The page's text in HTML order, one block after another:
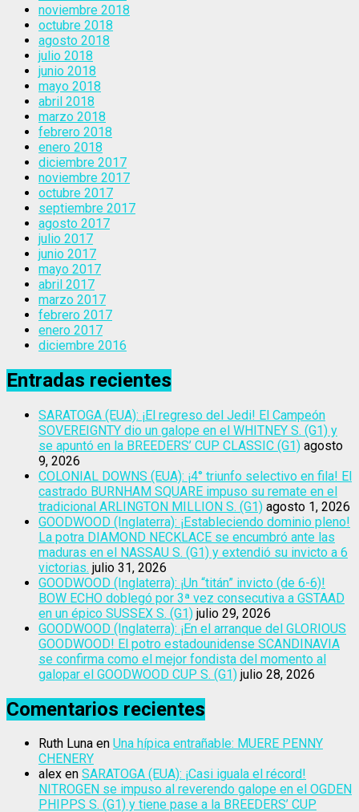
noviembre 2018
octubre 2018
agosto 2018
julio 2018
junio 2018
mayo 2018
abril 2018
marzo 2018
febrero 2018
enero 2018
diciembre 2017
noviembre 2017
octubre 2017
septiembre 2017
agosto 2017
julio 2017
junio 2017
mayo 2017
abril 2017
marzo 2017
febrero 2017
enero 2017
diciembre 2016
Entradas recientes
SARATOGA (EUA): ¡El regreso del Jedi! El Campeón
SOVEREIGNTY dio un galope en el WHITNEY S. (G1) y
se apuntó en la BREEDERS’ CUP CLASSIC (G1) agosto
9, 2026
COLONIAL DOWNS (EUA): ¡4° triunfo selectivo en fila! El
castrado BURNHAM SQUARE impuso su remate en el
tradicional ARLINGTON MILLION S. (G1) agosto 1, 2026
GOODWOOD (Inglaterra): ¡Estableciendo dominio pleno!
La potra DIAMOND NECKLACE se encumbró ante las
maduras en el NASSAU S. (G1) y extendió su invicto a 6
victorias. julio 31, 2026
GOODWOOD (Inglaterra): ¡Un “titán” invicto (de 6-6)!
BOW ECHO doblegó por 3ª vez consecutiva a GSTAAD
en un épico SUSSEX S. (G1) julio 29, 2026
GOODWOOD (Inglaterra): ¡En el arranque del GLORIOUS
GOODWOOD! El potro estadounidense SCANDINAVIA
se confirma como el mejor fondista del momento al
galopar el GOODWOOD CUP S. (G1) julio 28, 2026
Comentarios recientes
Ruth Luna en Una hípica entrañable: MUERE PENNY
CHENERY
alex en SARATOGA (EUA): ¡Casi iguala el récord!
NITROGEN se impuso al reverendo galope en el OGDEN
PHIPPS S. (G1) y tiene pase a la BREEDERS’ CUP